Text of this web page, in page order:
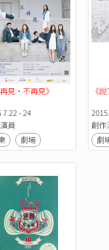
再見・不再見》
- 24
員
劇場
《
創作
劇